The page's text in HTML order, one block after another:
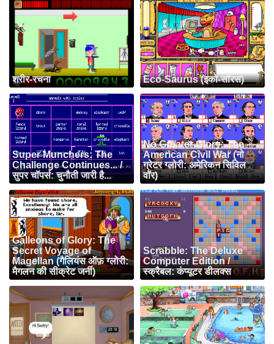
शरीर-रचना Eco-Saurus (इको-सॉरस)
Super Munchers: The
Challenge Continues... /
सुपर चॉपर्स: चुनौती जारी है...
No Greater Glory: The
American Civil War (नो
ग्रेटर ग्लोरी: अमेरिकन सिविल
वॉर)
Galleons of Glory: The
Secret Voyage of
Magellan (गैलियंस ऑफ़ ग्लोरी:
मैगलन की सीक्रेट जर्नी)
Scrabble: The Deluxe
Computer Edition /
स्क्रैबल: कंप्यूटर डीलक्स